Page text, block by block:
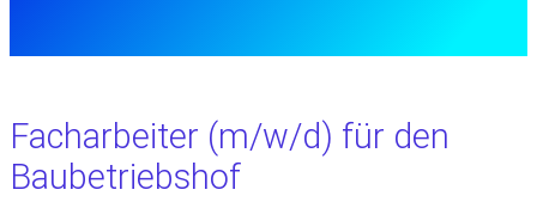
Facharbeiter (m/w/d) für den
Baubetriebshof